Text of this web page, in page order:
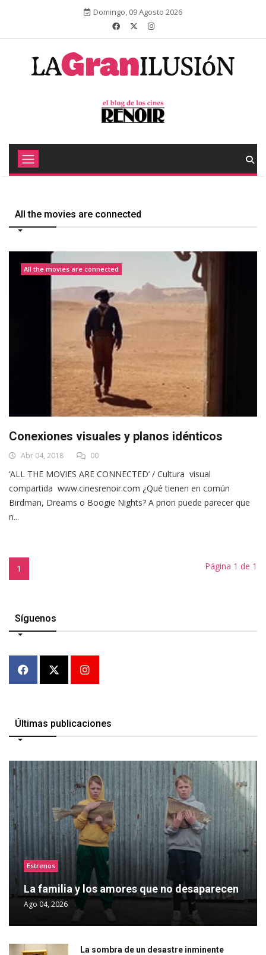
Domingo, 09 Agosto 2026
All the movies are connected
All the movies are connected
Conexiones visuales y planos idénticos
Abr 04, 2018 00
‘ALL THE MOVIES ARE CONNECTED’ / Cultura visual
compartida www.cinesrenoir.com ¿Qué tienen en común
Birdman, Dreams o Boogie Nights? A priori puede parecer que
n...
1 Página 1 de 1
Síguenos
Últimas publicaciones
Estrenos
La familia y los amores que no desaparecen
Ago 04, 2026
La sombra de un desastre inminente